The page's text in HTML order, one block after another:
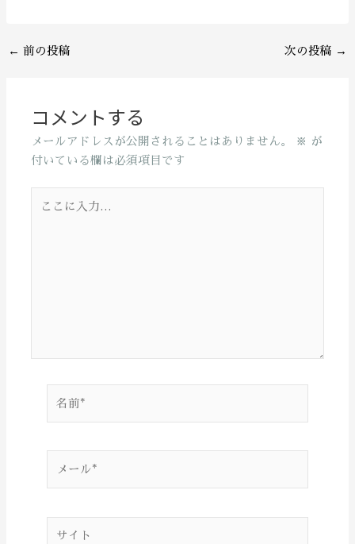
← 前の投稿 次の投稿 →
コメントする
メールアドレスが公開されることはありません。 ※
が
付いている欄は必須項目です
*